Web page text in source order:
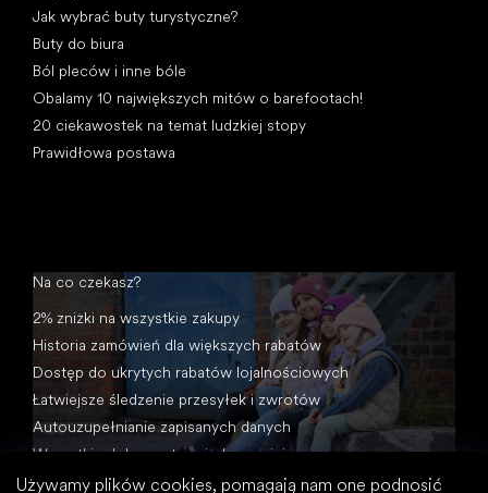
Używamy plików cookies, pomagają nam one podnosić
Jak wybrać buty turystyczne?
Buty do biura
Ból pleców i inne bóle
Obalamy 10 największych mitów o barefootach!
20 ciekawostek na temat ludzkiej stopy
Prawidłowa postawa
Na co czekasz?
2% zniżki na wszystkie zakupy
Historia zamówień dla większych rabatów
Dostęp do ukrytych rabatów lojalnościowych
Łatwiejsze śledzenie przesyłek i zwrotów
Autouzupełnianie zapisanych danych
Wszystkie dokumenty w jednym miejscu